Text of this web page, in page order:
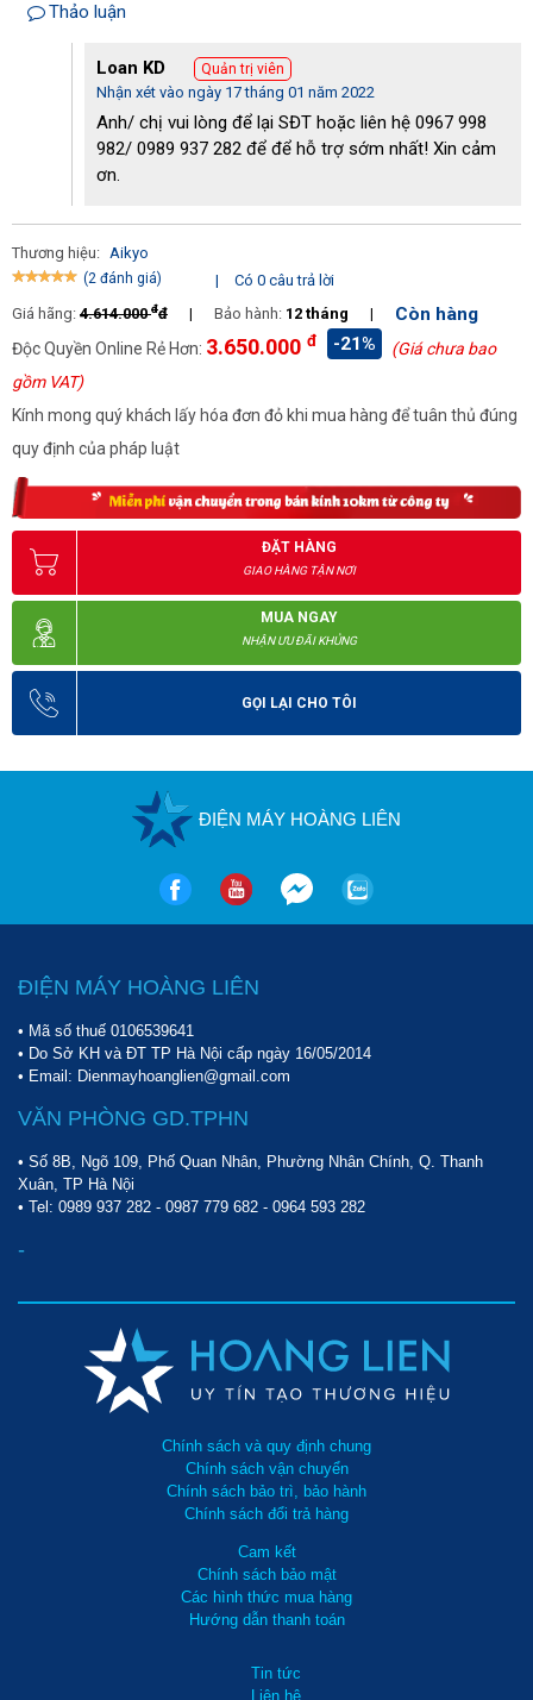
Khay chứa nước
Đặc điểm chungmáy hút ẩm Aikyo
- Cảm biến ẩm kiểu cơ với núm xoay
- Tự động xả tuyết
- Đèn báo hiệu nước đầy
- Di chuyển dễ dàng nhờ quai xách
- Nguyên lý hút ẩm: ngưng tụ lạnh nhờ sử dụng máy nén lạnh.
- Không sử dụng CFC
- Có thể xả nước liên tục qua ống dẫn
- Lọc khí bằng nylon (Rửa được)
Ngoài ra có thể tham khảo thêm những dòng
khí
Thảo luận
Loan KD Quản trị viên
Nhận xét vào ngày 17 tháng 01 năm 2022
Anh/ chị vui lòng để lại SĐT hoặc liên hệ 0967 998
982/ 0989 937 282 để để hỗ trợ sớm nhất! Xin cảm
ơn.
Thương hiệu: Aikyo
(2 đánh giá) |
Có 0 câu trả lời
Giá hãng: 4.614.000đđ | Bảo hành: 12 tháng | Còn hàng
Độc Quyền Online Rẻ Hơn: 3.650.000 đ -21%
(Giá chưa bao
gồm VAT)
Kính mong quý khách lấy hóa đơn đỏ khi mua hàng để tuân thủ đúng
quy định của pháp luật
ĐẶT HÀNG
GIAO HÀNG TẬN NƠI
MUA NGAY
NHẬN ƯU ĐÃI KHỦNG
GỌI LẠI CHO TÔI
ĐIỆN MÁY HOÀNG LIÊN
ĐIỆN MÁY HOÀNG LIÊN
• Mã số thuế 0106539641
• Do Sở KH và ĐT TP Hà Nội cấp ngày 16/05/2014
• Email: Dienmayhoanglien@gmail.com
VĂN PHÒNG GD.TPHN
• Số 8B, Ngõ 109, Phố Quan Nhân, Phường Nhân Chính, Q. Thanh
Xuân, TP Hà Nội
• Tel: 0989 937 282 - 0987 779 682 - 0964 593 282
-
Chính sách và quy định chung
Chính sách vận chuyển
Chính sách bảo trì, bảo hành
Chính sách đổi trả hàng
Cam kết
Chính sách bảo mật
Các hình thức mua hàng
Hướng dẫn thanh toán
Tin tức
Liên hệ